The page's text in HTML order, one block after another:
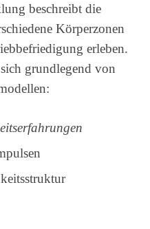
beschreibt die
Körperzonen
erleben.
grundlegend von